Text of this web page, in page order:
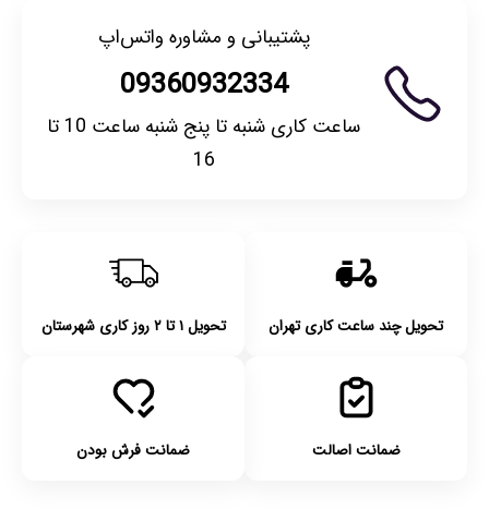
پشتیبانی و مشاوره واتس‌اپ
09360932334
ساعت کاری شنبه تا پنج شنبه ساعت 10 تا
16
تحویل چند ساعت کاری تهران تحویل ۱ تا ۲ روز کاری شهرستان
ضمانت اصالت ضمانت فرش بودن